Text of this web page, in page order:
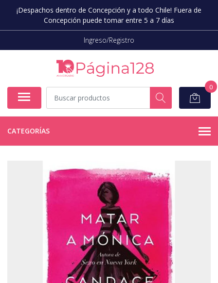
¡Despachos dentro de Concepción y a todo Chile! Fuera de
Concepción puede tomar entre 5 a 7 días
Ingreso/Registro
0
CATEGORÍAS